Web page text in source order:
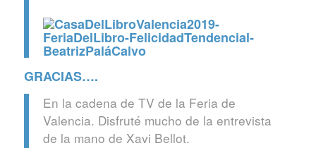
GRACIAS….
En la cadena de TV de la Feria de
Valencia. Disfruté mucho de la entrevista
de la mano de Xavi Bellot.